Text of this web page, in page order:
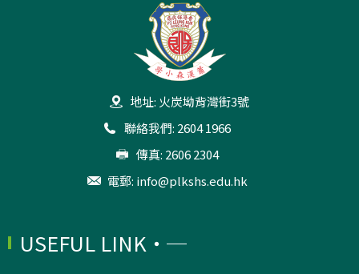
地址: 火炭坳背灣街3號
聯絡我們: 2604 1966
傳真: 2606 2304
電郵: info@plkshs.edu.hk
USEFUL LINK